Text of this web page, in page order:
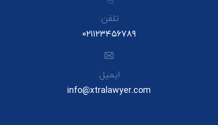
تلفن:
۰۲۱۱۲۳۴۵۶۷۸۹
ایمیل:
info@xtralawyer.com